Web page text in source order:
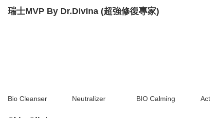
瑞士MVP By Dr.Divina (超強修復專家)
Bio Cleanser Neutralizer BIO Calming